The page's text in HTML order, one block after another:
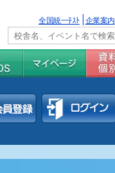
全国統一ﾃｽﾄ 企業案内